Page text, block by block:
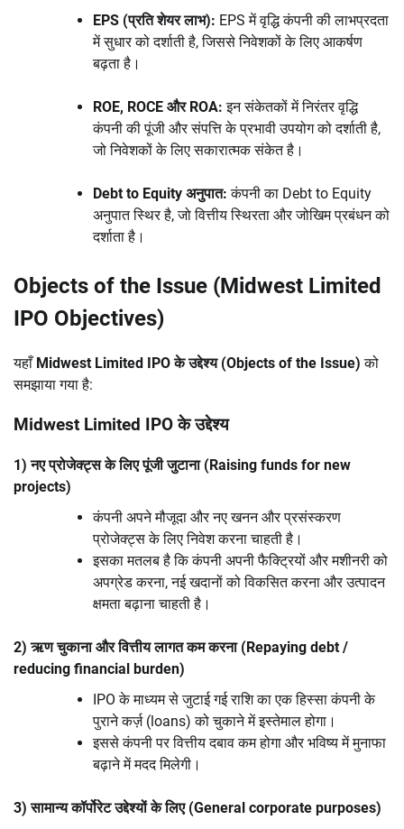
EPS (प्रति शेयर लाभ): EPS में वृद्धि कंपनी की लाभप्रदता
में सुधार को दर्शाती है, जिससे निवेशकों के लिए आकर्षण
बढ़ता है।
ROE, ROCE और ROA: इन संकेतकों में निरंतर वृद्धि
कंपनी की पूंजी और संपत्ति के प्रभावी उपयोग को दर्शाती है,
जो निवेशकों के लिए सकारात्मक संकेत है।
Debt to Equity अनुपात: कंपनी का Debt to Equity
अनुपात स्थिर है, जो वित्तीय स्थिरता और जोखिम प्रबंधन को
दर्शाता है।
Objects of the Issue (Midwest Limited
IPO Objectives)
यहाँ Midwest Limited IPO के उद्देश्य (Objects of the Issue) को
समझाया गया है:
Midwest Limited IPO के उद्देश्य
1) नए प्रोजेक्ट्स के लिए पूंजी जुटाना (Raising funds for new
projects)
कंपनी अपने मौजूदा और नए खनन और प्रसंस्करण
प्रोजेक्ट्स के लिए निवेश करना चाहती है।
इसका मतलब है कि कंपनी अपनी फैक्ट्रियों और मशीनरी को
अपग्रेड करना, नई खदानों को विकसित करना और उत्पादन
क्षमता बढ़ाना चाहती है।
2) ऋण चुकाना और वित्तीय लागत कम करना (Repaying debt /
reducing financial burden)
IPO के माध्यम से जुटाई गई राशि का एक हिस्सा कंपनी के
पुराने कर्ज़ (loans) को चुकाने में इस्तेमाल होगा।
इससे कंपनी पर वित्तीय दबाव कम होगा और भविष्य में मुनाफा
बढ़ाने में मदद मिलेगी।
3) सामान्य कॉर्पोरेट उद्देश्यों के लिए (General corporate purposes)